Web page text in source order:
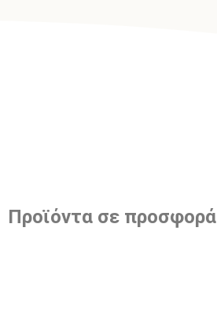
Προϊόντα σε προσφορά